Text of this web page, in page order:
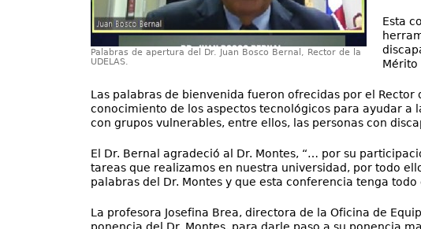
Palabras de apertura del Dr. Juan Bosco Bernal, Rector de la
UDELAS.
Esta
Mérito
Las palabras de bienvenida fueron ofrecidas por el Rector
conocimiento de los aspectos tecnológicos para ayudar a
con grupos vulnerables, entre ellos, las personas con
El Dr. Bernal agradeció al Dr. Montes, “… por su
tareas que realizamos en nuestra universidad, por todo
palabras del Dr. Montes y que esta conferencia tenga
La profesora Josefina Brea, directora de la Oficina de